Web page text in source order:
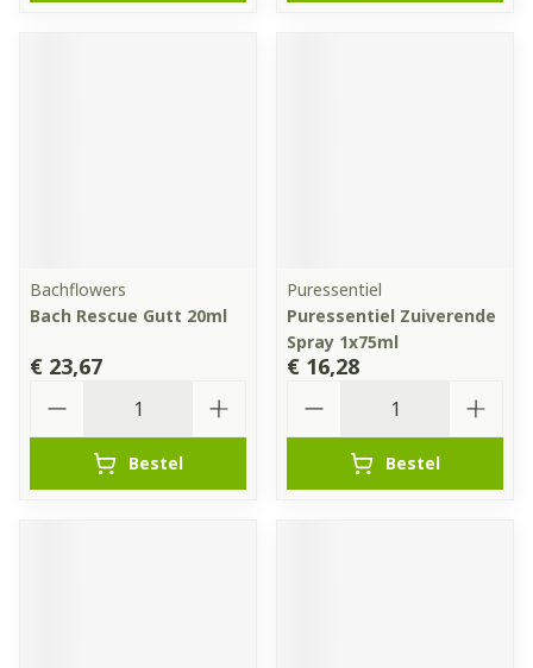
Bachflowers
Bach Rescue Gutt 20ml
€ 23,67
Bestel
Puressentiel
Puressentiel Zuiverende
Spray 1x75ml
€ 16,28
Bestel